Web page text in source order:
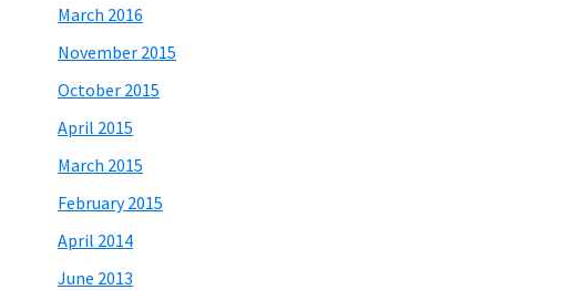
March 2016
November 2015
October 2015
April 2015
March 2015
February 2015
April 2014
June 2013